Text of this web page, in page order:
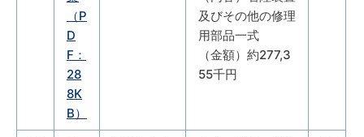
（P
D
F：
28
8K
B）
及びその他の修理
用部品一式
（金額）約277,3
55千円